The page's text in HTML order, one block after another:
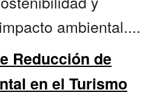
ambiental....
Reducción de
en el Turismo